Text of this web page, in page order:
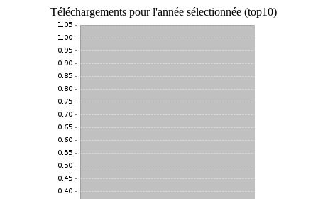
Téléchargements pour l'année sélectionnée (top10)